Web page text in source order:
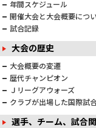
年間スケジュール
開催大会と大会概要につ
試合記録
大会の歴史
大会概要の変遷
歴代チャンピオン
Ｊリーグアウォーズ
クラブが出場した国際試
選手、チーム、試合